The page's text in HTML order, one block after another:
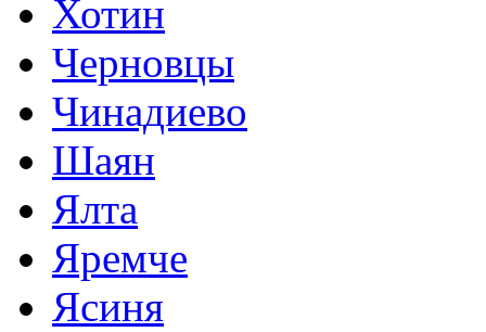
Хотин
Черновцы
Чинадиево
Шаян
Ялта
Яремче
Ясиня